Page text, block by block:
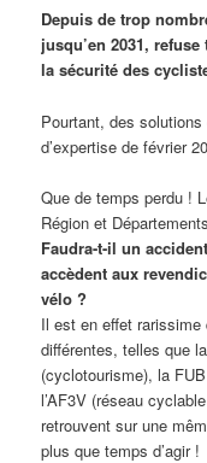
Depuis de trop
jusqu’en 2031,
la sécurité des
Pourtant, des
d’expertise de février
Que de temps perdu !
Région et
Faudra-t-il un
accèdent aux
vélo ?
Il est en effet
différentes, telles que
(cyclotourisme), la
l’AF3V (réseau
retrouvent sur une
plus que temps d’agir !